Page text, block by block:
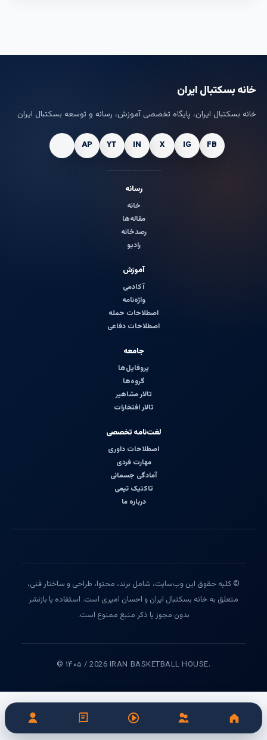
خانه بسکتبال ایران
خانه بسکتبال ایران، پایگاه تخصصی آموزش، رسانه و توسعه بسکتبال ایران
رسانه
خانه
مقاله‌ها
رصدخانه
رادیو
آموزش
آکادمی
واژه‌نامه
اصطلاحات حمله
اصطلاحات دفاعی
جامعه
پروفایل‌ها
گروه‌ها
تالار مشاهیر
تالار افتخارات
لغت‌نامه تخصصی
اصطلاحات داوری
مهارت فردی
آمادگی جسمانی
تاکتیک تیمی
درباره ما
© کلیه حقوق این وب‌سایت، شامل برند، محتوا، طراحی و ساختار فنی،
متعلق به خانه بسکتبال ایران و احسان امیری است. استفاده یا بازنشر
بدون مجوز یا ذکر منبع ممنوع است.
© ۱۴۰۵ / 2026 IRAN BASKETBALL HOUSE.